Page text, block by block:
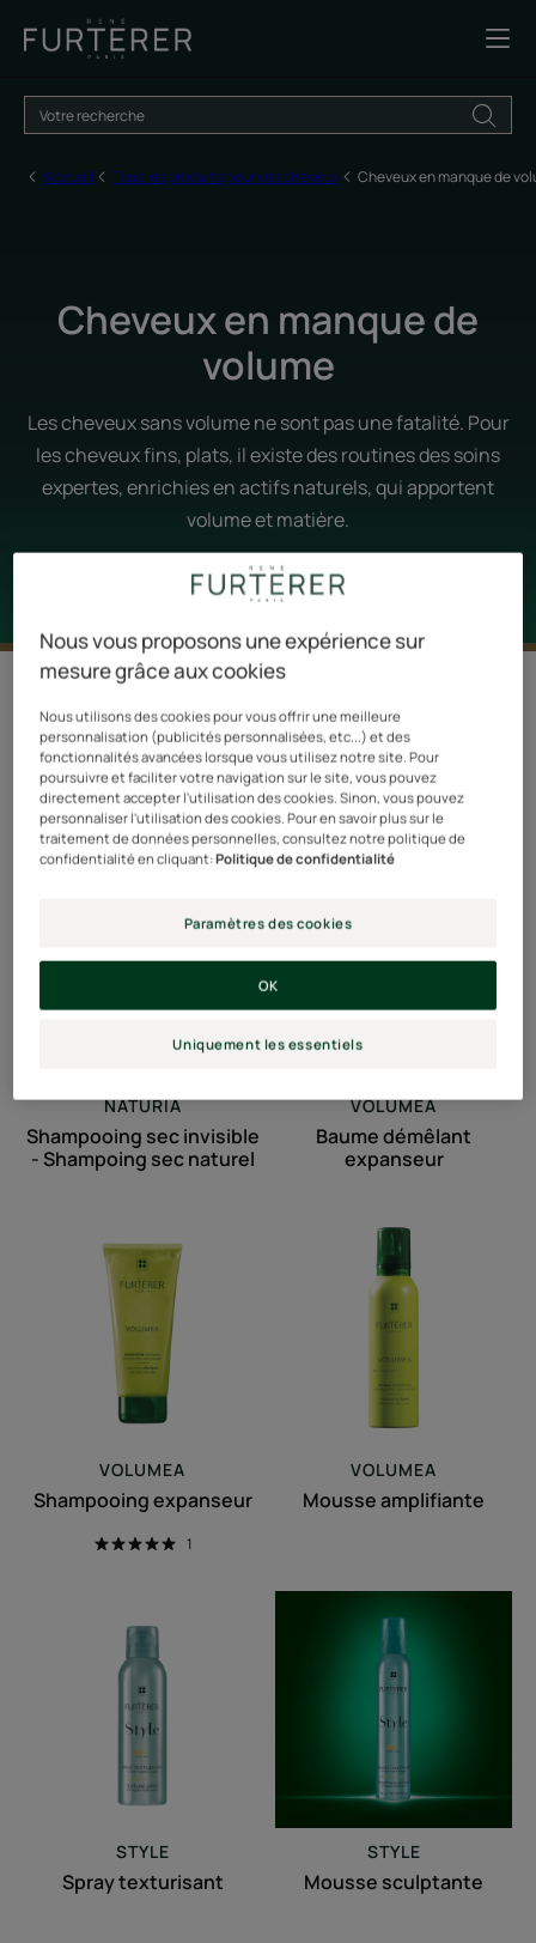
Accueil Tous les produits pour vos cheveux Cheveux en manque de
Cheveux en manque de
volume
Les cheveux sans volume ne sont pas une fatalité. Pour
les cheveux fins, plats, il existe des routines des soins
expertes, enrichies en actifs naturels, qui apportent
volume et matière.
6 résultats pour "Cheveux en manque
de volume"
Shampooing
invisible
sec
naturel
NATURIA
Shampooing sec invisible
- Shampoing sec naturel
Baume
VOLUMEA
Baume démêlant
expanseur
expanseur
VOLUMEA
Shampooing expanseur
1
Mousse
amplifiante
VOLUMEA
Mousse amplifiante
texturisant
STYLE
Spray texturisant
sculptante
STYLE
Mousse sculptante
Nous vous proposons une expérience sur
mesure grâce aux cookies
Nous utilisons des cookies pour vous offrir une meilleure
personnalisation (publicités personnalisées, etc...) et des
fonctionnalités avancées lorsque vous utilisez notre site. Pour
poursuivre et faciliter votre navigation sur le site, vous pouvez
directement accepter l'utilisation des cookies. Sinon, vous pouvez
personnaliser l'utilisation des cookies. Pour en savoir plus sur le
traitement de données personnelles, consultez notre politique de
confidentialité en cliquant:Politique de confidentialité
Paramètres des cookies
Uniquement les essentiels
OK